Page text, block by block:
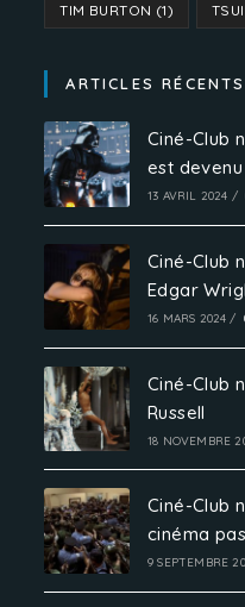
TIM BURTON (1)
ARTICLES RÉCENTS
Ciné-Club
est
13 AVRIL 2024 /
Ciné-Club
Edgar
16 MARS 2024 /
Ciné-Club
Russell
18 NOVEMBRE
Ciné-Club
cinéma
9 SEPTEMBRE